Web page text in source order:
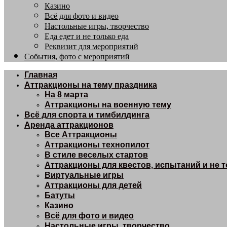
Казино
Всё для фото и видео
Настольные игры, творчество
Еда едет и не только еда
Реквизит для мероприятий
События, фото с мероприятий
Главная
Аттракционы на тему праздника
На 8 марта
Аттракционы на военную тему
Всё для спорта и тимбилдинга
Аренда аттракционов
Все Аттракционы
Аттракционы технопилот
В стиле веселых стартов
Аттракционы для квестов, испытаний и не
Виртуальные игры
Аттракционы для детей
Батуты
Казино
Всё для фото и видео